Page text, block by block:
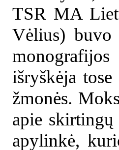
TSR MA
Vėlius) buvo
išryškėja
žmonės.
apie
apylinkė,